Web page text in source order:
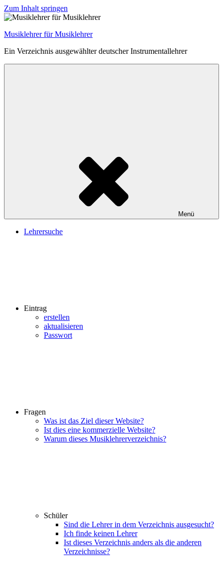
Zum Inhalt springen
Musiklehrer für Musiklehrer
Ein Verzeichnis ausgewählter deutscher Instrumentallehrer
Menü
Lehrersuche
Eintrag
erstellen
aktualisieren
Passwort
Fragen
Was ist das Ziel dieser Website?
Ist dies eine kommerzielle Website?
Warum dieses Musiklehrerverzeichnis?
Schüler
Sind die Lehrer in dem Verzeichnis ausgesucht?
Ich finde keinen Lehrer
Ist dieses Verzeichnis anders als die anderen
Verzeichnisse?